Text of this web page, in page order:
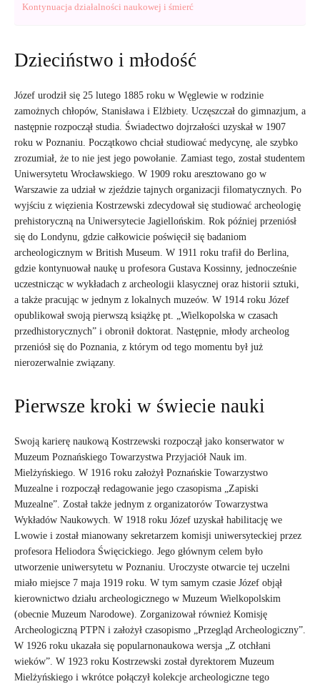
Kontynuacja działalności naukowej i śmierć
Dzieciństwo i młodość
Józef urodził się 25 lutego 1885 roku w Węglewie w rodzinie
zamożnych chłopów, Stanisława i Elżbiety. Uczęszczał do gimnazjum, a
następnie rozpoczął studia. Świadectwo dojrzałości uzyskał w 1907
roku w Poznaniu. Początkowo chciał studiować medycynę, ale szybko
zrozumiał, że to nie jest jego powołanie. Zamiast tego, został studentem
Uniwersytetu Wrocławskiego. W 1909 roku aresztowano go w
Warszawie za udział w zjeździe tajnych organizacji filomatycznych. Po
wyjściu z więzienia Kostrzewski zdecydował się studiować archeologię
prehistoryczną na Uniwersytecie Jagiellońskim. Rok później przeniósł
się do Londynu, gdzie całkowicie poświęcił się badaniom
archeologicznym w British Museum. W 1911 roku trafił do Berlina,
gdzie kontynuował naukę u profesora Gustava Kossinny, jednocześnie
uczestnicząc w wykładach z archeologii klasycznej oraz historii sztuki,
a także pracując w jednym z lokalnych muzeów. W 1914 roku Józef
opublikował swoją pierwszą książkę pt. „Wielkopolska w czasach
przedhistorycznych” i obronił doktorat. Następnie, młody archeolog
przeniósł się do Poznania, z którym od tego momentu był już
nierozerwalnie związany.
Pierwsze kroki w świecie nauki
Swoją karierę naukową Kostrzewski rozpoczął jako konserwator w
Muzeum Poznańskiego Towarzystwa Przyjaciół Nauk im.
Mielżyńskiego. W 1916 roku założył Poznańskie Towarzystwo
Muzealne i rozpoczął redagowanie jego czasopisma „Zapiski
Muzealne”. Został także jednym z organizatorów Towarzystwa
Wykładów Naukowych. W 1918 roku Józef uzyskał habilitację we
Lwowie i został mianowany sekretarzem komisji uniwersyteckiej przez
profesora Heliodora Święcickiego. Jego głównym celem było
utworzenie uniwersytetu w Poznaniu. Uroczyste otwarcie tej uczelni
miało miejsce 7 maja 1919 roku. W tym samym czasie Józef objął
kierownictwo działu archeologicznego w Muzeum Wielkopolskim
(obecnie Muzeum Narodowe). Zorganizował również Komisję
Archeologiczną PTPN i założył czasopismo „Przegląd Archeologiczny”.
W 1926 roku ukazała się popularnonaukowa wersja „Z otchłani
wieków”. W 1923 roku Kostrzewski został dyrektorem Muzeum
Mielżyńskiego i wkrótce połączył kolekcje archeologiczne tego